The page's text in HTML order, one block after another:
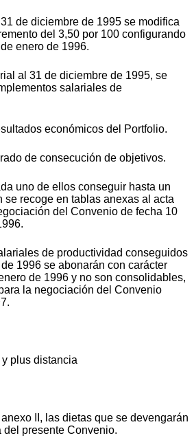
de diciembre de 1995 se modifica
del 3,50 por 100 configurando
enero de 1996.
al 31 de diciembre de 1995, se
salariales de
económicos del Portfolio.
de consecución de objetivos.
uno de ellos conseguir hasta un
se recoge en tablas anexas al acta
del Convenio de fecha 10
de productividad conseguidos
1996 se abonarán con carácter
de 1996 y no son consolidables,
la negociación del Convenio
plus distancia
II, las dietas que se devengarán
presente Convenio.